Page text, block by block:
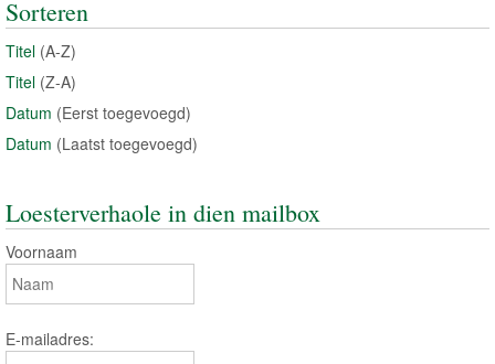
Sorteren
Titel (A-Z)
Titel (Z-A)
Datum (Eerst toegevoegd)
Datum (Laatst toegevoegd)
Loesterverhaole in dien mailbox
Voornaam
E-mailadres: